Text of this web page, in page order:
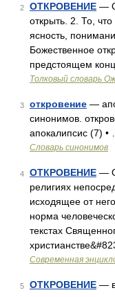
2 ОТКРОВЕНИЕ —
открыть. 2. То,
ясность,
Божественное
предстоящем
Толковый словарь
3 откровение —
синонимов.
апокалипсис (7) • …
Словарь синонимов
4 ОТКРОВЕНИЕ —
религиях
исходящее от
норма
текстах
Современная
5 ОТКРОВЕНИЕ — в